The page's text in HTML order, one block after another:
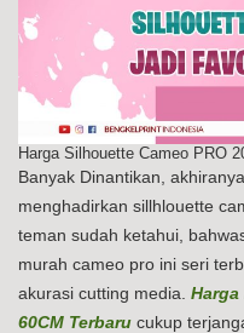
Harga Silhouette Cameo PRO
Banyak Dinantikan,
menghadirkan sillhlouette
teman sudah ketahui,
murah cameo pro ini seri
akurasi cutting media. Harga
60CM Terbaru cukup